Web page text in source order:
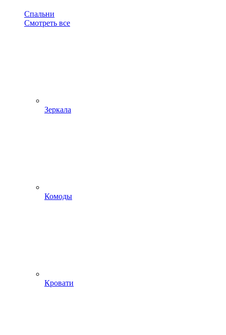
Спальни
Смотреть все
Зеркала
Комоды
Кровати